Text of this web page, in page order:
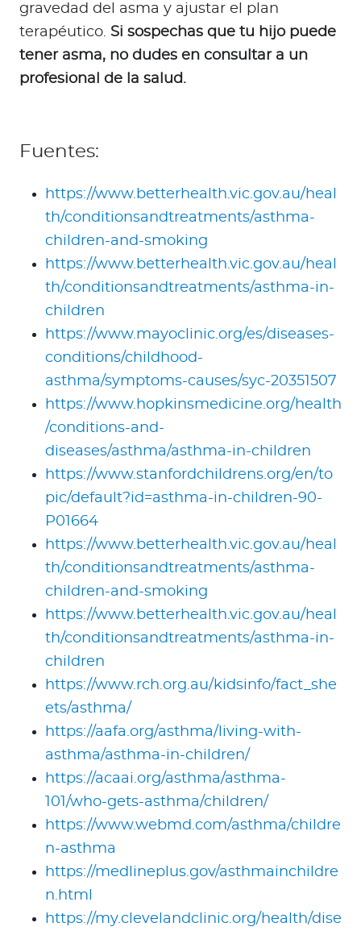
gravedad del asma y ajustar el plan
terapéutico. Si sospechas que tu hijo puede
tener asma, no dudes en consultar a un
profesional de la salud.
Fuentes:
https://www.betterhealth.vic.gov.au/heal
th/conditionsandtreatments/asthma-
children-and-smoking
https://www.betterhealth.vic.gov.au/heal
th/conditionsandtreatments/asthma-in-
children
https://www.mayoclinic.org/es/diseases-
conditions/childhood-
asthma/symptoms-causes/syc-20351507
https://www.hopkinsmedicine.org/health
/conditions-and-
diseases/asthma/asthma-in-children
https://www.stanfordchildrens.org/en/to
pic/default?id=asthma-in-children-90-
P01664
https://www.betterhealth.vic.gov.au/heal
th/conditionsandtreatments/asthma-
children-and-smoking
https://www.betterhealth.vic.gov.au/heal
th/conditionsandtreatments/asthma-in-
children
https://www.rch.org.au/kidsinfo/fact_she
ets/asthma/
https://aafa.org/asthma/living-with-
asthma/asthma-in-children/
https://acaai.org/asthma/asthma-
101/who-gets-asthma/children/
https://www.webmd.com/asthma/childre
n-asthma
https://medlineplus.gov/asthmainchildre
n.html
https://my.clevelandclinic.org/health/dise